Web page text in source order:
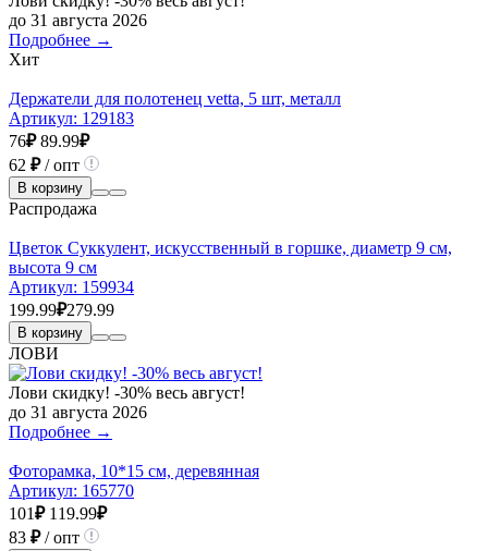
до 31 августа 2026
Подробнее →
Хит
Держатели для полотенец vetta, 5 шт, металл
Артикул: 129183
76₽ 89.99₽
62 ₽/ опт
В корзину
Распродажа
Цветок Суккулент, искусственный в горшке, диаметр 9 см,
высота 9 см
Артикул: 159934
199.99₽279.99
В корзину
ЛОВИ
Лови скидку! -30% весь август!
до 31 августа 2026
Подробнее →
Фоторамка, 10*15 см, деревянная
Артикул: 165770
101₽ 119.99₽
83 ₽/ опт